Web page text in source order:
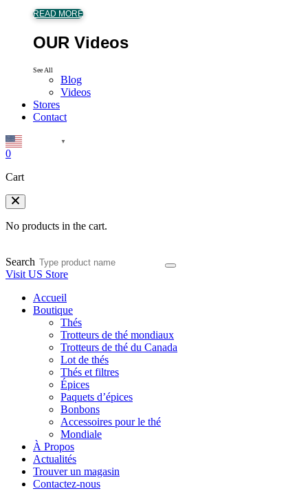
READ MORE
OUR Videos
See All
Blog
Videos
Stores
Contact
▼
0
Cart
No products in the cart.
Search
Visit US Store
Accueil
Boutique
Thés
Trotteurs de thé mondiaux
Trotteurs de thé du Canada
Lot de thés
Thés et filtres
Épices
Paquets d’épices
Bonbons
Accessoires pour le thé
Mondiale
À Propos
Actualités
Trouver un magasin
Contactez-nous